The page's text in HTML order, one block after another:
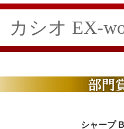
カシオ EX-
シャープ